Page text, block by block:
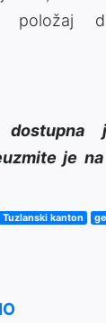
položaj
je na
Tuzlanski kanton